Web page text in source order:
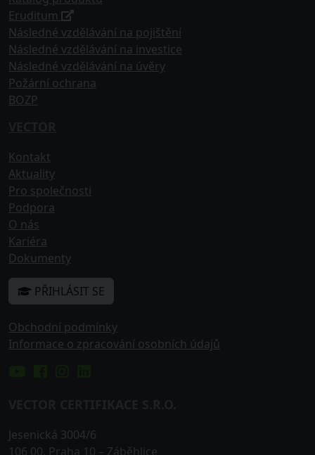
Eruditum
Následné vzdělávání na pojištění
Následné vzdělávání na investice
Následné vzdělávání na úvěry
Požární ochrana
BOZP
Kontakt
Aktuality
Pro společnosti
Podpora
O nás
Kariéra
Dokumenty
PŘIHLÁSIT SE
Obchodní podmínky
Informace o zpracování osobních údajů
Jesenická 3004/6
106 00, Praha 10 – Záběhlice